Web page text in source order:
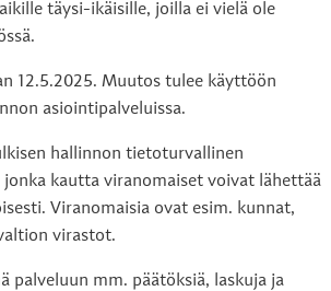
täysi-ikäisille, joilla ei vielä ole
12.5.2025. Muutos tulee käyttöön
asiointipalveluissa.
hallinnon tietoturvallinen
kautta viranomaiset voivat lähettää
Viranomaisia ovat esim. kunnat,
virastot.
palveluun mm. päätöksiä, laskuja ja